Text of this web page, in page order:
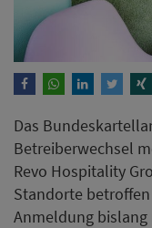
Das
Betreiberwechsel
Revo Hospitality
Standorte
Anmeldung bislang